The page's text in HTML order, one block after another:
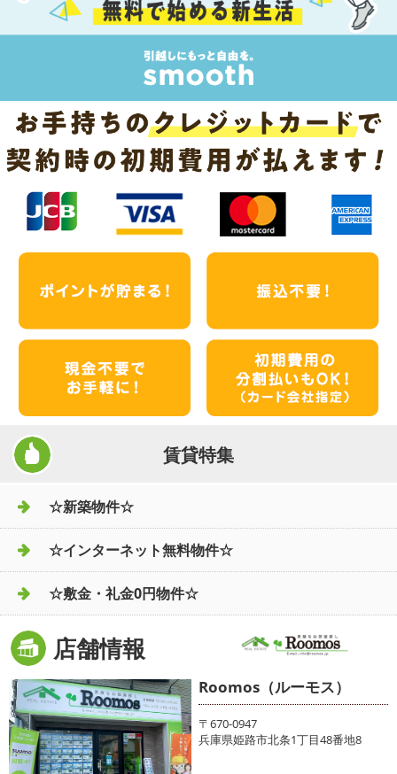
賃貸特集
☆新築物件☆
☆インターネット無料物件☆
☆敷金・礼金0円物件☆
店舗情報
Roomos（ルーモス）
〒670-0947
兵庫県姫路市北条1丁目48番地8